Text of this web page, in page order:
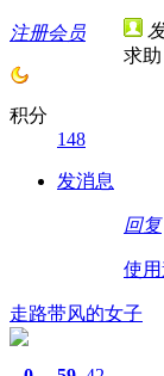
注册会员
积分
148
发消息
求
回复
使
走路带风的女子